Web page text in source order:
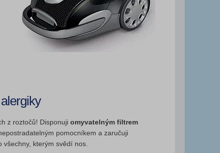
z roztočů! Disponuji omyvatelným filtrem
pomocníkem a zaručuji
kterým svědí nos.